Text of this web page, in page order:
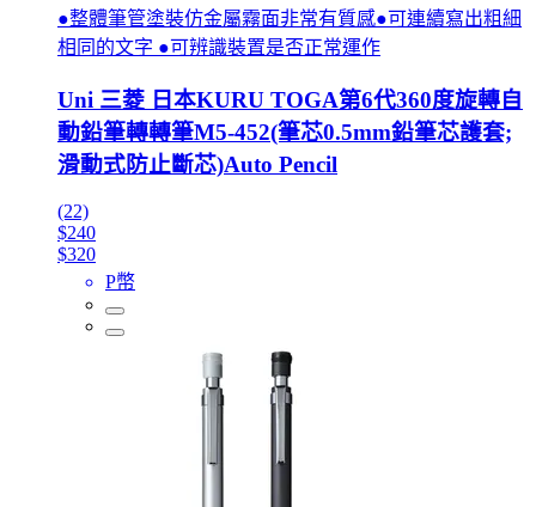
●整體筆管塗裝仿金屬霧面非常有質感●可連續寫出粗細
相同的文字 ●可辨識裝置是否正常運作
Uni 三菱 日本KURU TOGA第6代360度旋轉自
動鉛筆轉轉筆M5-452(筆芯0.5mm鉛筆芯護套;
滑動式防止斷芯)Auto Pencil
(22)
$240
$320
P幣